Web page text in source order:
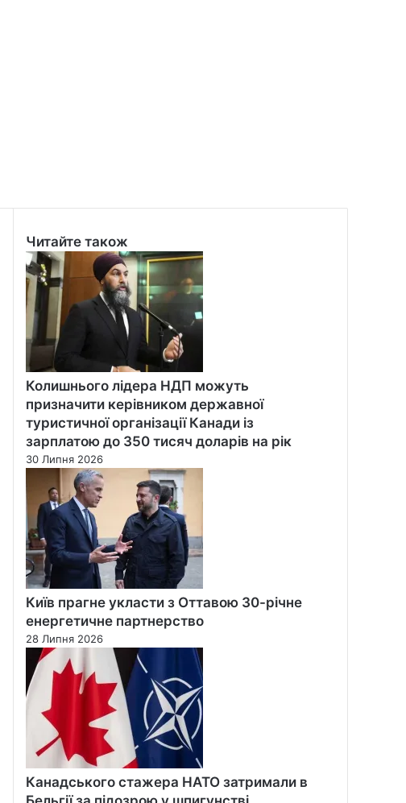
Читайте також
Close
Колишнього лідера НДП можуть
призначити керівником державної
туристичної організації Канади із
зарплатою до 350 тисяч доларів на рік
30 Липня 2026
Київ прагне укласти з Оттавою 30-річне
енергетичне партнерство
28 Липня 2026
Канадського стажера НАТО затримали в